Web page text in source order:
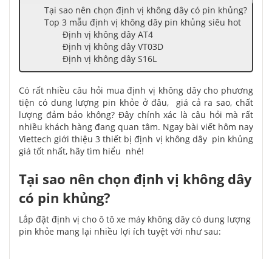
Tại sao nên chọn định vị không dây có pin khủng?
Top 3 mẫu định vị không dây pin khủng siêu hot
Định vị không dây AT4
Định vị không dây VT03D
Định vị không dây S16L
Có rất nhiều câu hỏi mua định vị không dây cho phương
tiện có dung lượng pin khỏe ở đâu, giá cả ra sao, chất
lượng đảm bảo không? Đây chính xác là câu hỏi mà rất
nhiều khách hàng đang quan tâm. Ngay bài viết hôm nay
Viettech giới thiệu 3 thiết bị định vị không dây pin khủng
giá tốt nhất, hãy tìm hiểu nhé!
Tại sao nên chọn định vị không dây
có pin khủng?
Lắp đặt định vị cho ô tô xe máy không dây có dung lượng
pin khỏe mang lại nhiều lợi ích tuyệt vời như sau: